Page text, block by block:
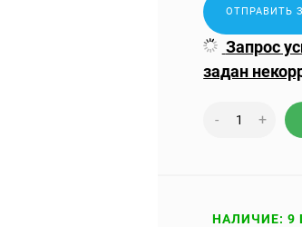
Запрос
задан
- +
НАЛИЧИЕ: 9